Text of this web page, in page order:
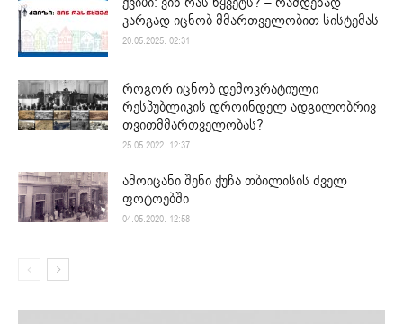
კარგად იცნობ მმართველობით სისტემას
20.05.2025. 02:31
როგორ იცნობ დემოკრატიული
რესპუბლიკის დროინდელ ადგილობრივ
თვითმმართველობას?
25.05.2022. 12:37
ამოიცანი შენი ქუჩა თბილისის ძველ
ფოტოებში
04.05.2020. 12:58